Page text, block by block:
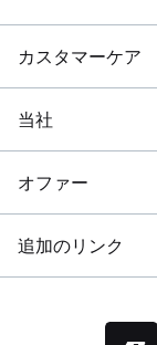
カスタマーケア
当社
オファー
追加のリンク